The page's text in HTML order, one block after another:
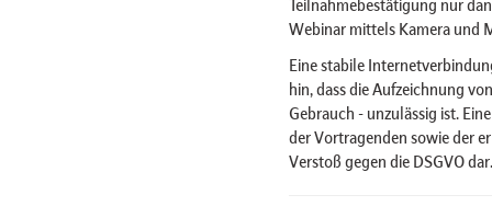
Teilnahmebestätigung nur
Webinar mittels Kamera und
Eine stabile
hin, dass die Aufzeichnung
Gebrauch - unzulässig ist.
der Vortragenden sowie der
Verstoß gegen die DSGVO dar.